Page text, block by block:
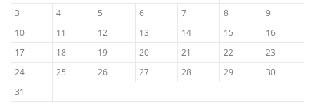
3
4 5 6 7 8
9
10
11 12 13 14 15
16
17
18 19 20 21 22
23
24
25 26 27 28 29
30
31